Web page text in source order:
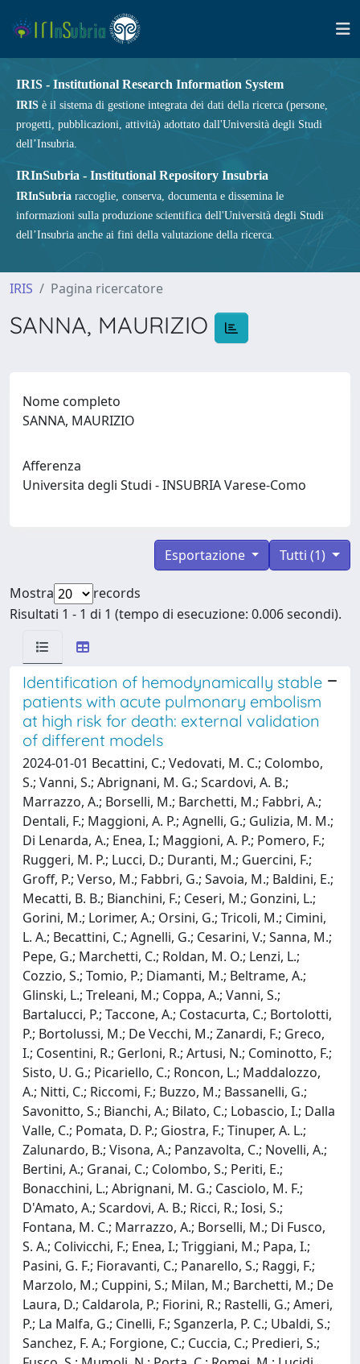
IRIS - Institutional Research Information System
IRIS è il sistema di gestione integrata dei dati della ricerca (persone,
progetti, pubblicazioni, attività) adottato dall'Università degli Studi
dell’Insubria.
IRInSubria - Institutional Repository Insubria
IRInSubria raccoglie, conserva, documenta e dissemina le
informazioni sulla produzione scientifica dell'Università degli Studi
dell’Insubria anche ai fini della valutazione della ricerca.
IRIS Pagina ricercatore
SANNA, MAURIZIO
Nome completo
SANNA, MAURIZIO
Afferenza
Universita degli Studi - INSUBRIA Varese-Como
Tutti (1)
Esportazione
Mostra
records
Risultati 1 - 1 di 1 (tempo di esecuzione: 0.006 secondi).
Identification of hemodynamically stable
patients with acute pulmonary embolism
at high risk for death: external validation
of different models
2024-01-01 Becattini, C.; Vedovati, M. C.; Colombo,
S.; Vanni, S.; Abrignani, M. G.; Scardovi, A. B.;
Marrazzo, A.; Borselli, M.; Barchetti, M.; Fabbri, A.;
Dentali, F.; Maggioni, A. P.; Agnelli, G.; Gulizia, M. M.;
Di Lenarda, A.; Enea, I.; Maggioni, A. P.; Pomero, F.;
Ruggeri, M. P.; Lucci, D.; Duranti, M.; Guercini, F.;
Groff, P.; Verso, M.; Fabbri, G.; Savoia, M.; Baldini, E.;
Mecatti, B. B.; Bianchini, F.; Ceseri, M.; Gonzini, L.;
Gorini, M.; Lorimer, A.; Orsini, G.; Tricoli, M.; Cimini,
L. A.; Becattini, C.; Agnelli, G.; Cesarini, V.; Sanna, M.;
Pepe, G.; Marchetti, C.; Roldan, M. O.; Lenzi, L.;
Cozzio, S.; Tomio, P.; Diamanti, M.; Beltrame, A.;
Glinski, L.; Treleani, M.; Coppa, A.; Vanni, S.;
Bartalucci, P.; Taccone, A.; Costacurta, C.; Bortolotti,
P.; Bortolussi, M.; De Vecchi, M.; Zanardi, F.; Greco,
I.; Cosentini, R.; Gerloni, R.; Artusi, N.; Cominotto, F.;
Sisto, U. G.; Picariello, C.; Roncon, L.; Maddalozzo,
A.; Nitti, C.; Riccomi, F.; Buzzo, M.; Bassanelli, G.;
Savonitto, S.; Bianchi, A.; Bilato, C.; Lobascio, I.; Dalla
Valle, C.; Pomata, D. P.; Giostra, F.; Tinuper, A. L.;
Zalunardo, B.; Visona, A.; Panzavolta, C.; Novelli, A.;
Bertini, A.; Granai, C.; Colombo, S.; Periti, E.;
Bonacchini, L.; Abrignani, M. G.; Casciolo, M. F.;
D'Amato, A.; Scardovi, A. B.; Ricci, R.; Iosi, S.;
Fontana, M. C.; Marrazzo, A.; Borselli, M.; Di Fusco,
S. A.; Colivicchi, F.; Enea, I.; Triggiani, M.; Papa, I.;
Pasini, G. F.; Fioravanti, C.; Panarello, S.; Raggi, F.;
Marzolo, M.; Cuppini, S.; Milan, M.; Barchetti, M.; De
Laura, D.; Caldarola, P.; Fiorini, R.; Rastelli, G.; Ameri,
P.; La Malfa, G.; Cinelli, F.; Sganzerla, P. C.; Ubaldi, S.;
Sanchez, F. A.; Forgione, C.; Cuccia, C.; Predieri, S.;